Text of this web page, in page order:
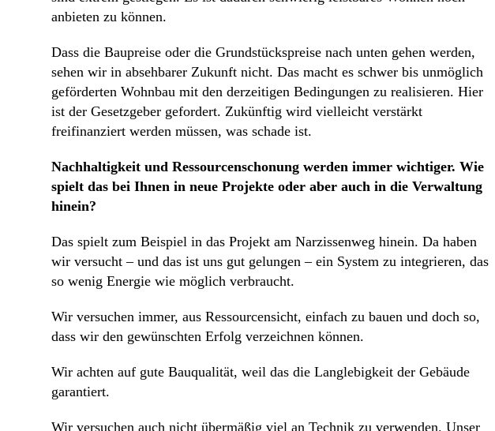
anbieten zu können.
Dass die Baupreise oder die Grundstückspreise nach unten gehen werden,
sehen wir in absehbarer Zukunft nicht. Das macht es schwer bis unmöglich
geförderten Wohnbau mit den derzeitigen Bedingungen zu realisieren. Hier
ist der Gesetzgeber gefordert. Zukünftig wird vielleicht verstärkt
freifinanziert werden müssen, was schade ist.
Nachhaltigkeit und Ressourcenschonung werden immer wichtiger. Wie
spielt das bei Ihnen in neue Projekte oder aber auch in die Verwaltung
hinein?
Das spielt zum Beispiel in das Projekt am Narzissenweg hinein. Da haben
wir versucht – und das ist uns gut gelungen – ein System zu integrieren, das
so wenig Energie wie möglich verbraucht.
Wir versuchen immer, aus Ressourcensicht, einfach zu bauen und doch so,
dass wir den gewünschten Erfolg verzeichnen können.
Wir achten auf gute Bauqualität, weil das die Langlebigkeit der Gebäude
garantiert.
Wir versuchen auch nicht übermäßig viel an Technik zu verwenden. Unser